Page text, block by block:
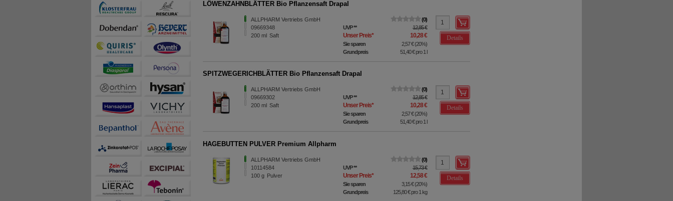
LÖWENZAHNBLÄTTER Bio Pflanzensaft Drapal
ALLPHARM Vertriebs GmbH
09669348
200 ml Saft
0
UVP** 12,85 €
Unser Preis* 10,28 €
Sie sparen 2,57 €(20%)
Grundpreis
51,40 €pro 1 l
Details
SPITZWEGERICHBLÄTTER Bio Pflanzensaft Drapal
ALLPHARM Vertriebs GmbH
09669302
200 ml Saft
0
UVP** 12,85 €
Unser Preis* 10,28 €
Sie sparen 2,57 €(20%)
Grundpreis
51,40 €pro 1 l
Details
HAGEBUTTEN PULVER Premium Allpharm
ALLPHARM Vertriebs GmbH
10114584
100g Pulver
0
UVP** 15,73 €
Unser Preis* 12,58 €
Sie sparen 3,15 €(20%)
Grundpreis
125,80 €pro 1 kg
Details